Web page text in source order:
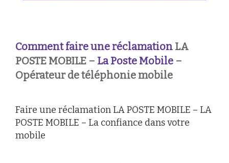
Comment faire une réclamation LA
POSTE MOBILE – La Poste Mobile –
Opérateur de téléphonie mobile
Faire une réclamation LA POSTE MOBILE – LA
POSTE MOBILE – La confiance dans votre
mobile